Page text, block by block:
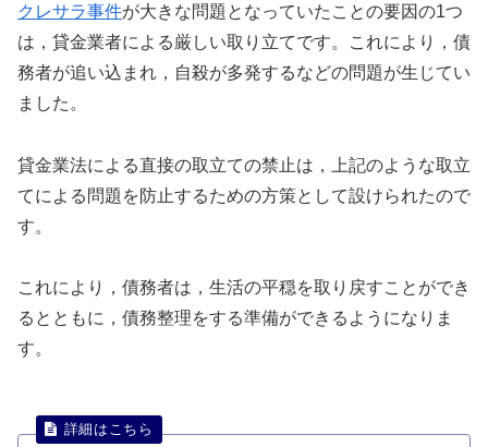
クレサラ事件が大きな問題となっていたことの要因の1つ
は，貸金業者による厳しい取り立てです。これにより，債
務者が追い込まれ，自殺が多発するなどの問題が生じてい
ました。
貸金業法による直接の取立ての禁止は，上記のような取立
てによる問題を防止するための方策として設けられたので
す。
これにより，債務者は，生活の平穏を取り戻すことができ
るとともに，債務整理をする準備ができるようになりま
す。